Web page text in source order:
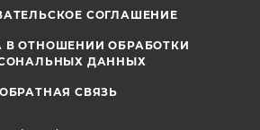
СОГЛАШЕНИЕ
В ОТНОШЕНИИ ОБРАБОТКИ
ДАННЫХ
ОБРАТНАЯ СВЯЗЬ